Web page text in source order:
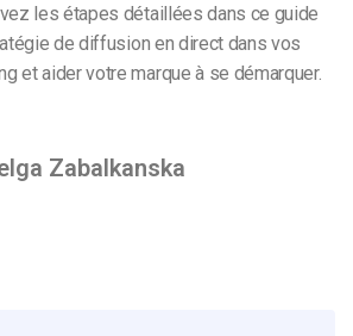
les étapes détaillées dans ce guide
de diffusion en direct dans vos
et aider votre marque à se démarquer.
Zabalkanska